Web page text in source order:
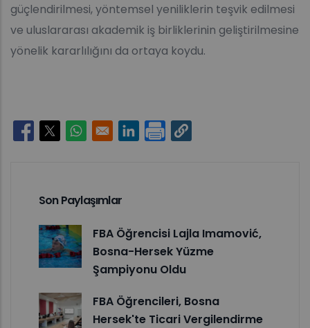
güçlendirilmesi, yöntemsel yeniliklerin teşvik edilmesi
ve uluslararası akademik iş birliklerinin geliştirilmesine
yönelik kararlılığını da ortaya koydu.
Opens in a new window
Opens in a new window
Opens in a new window
Opens in a new window
Son Paylaşımlar
FBA Öğrencisi Lajla Imamović,
Bosna-Hersek Yüzme
Şampiyonu Oldu
FBA Öğrencileri, Bosna
Hersek'te Ticari Vergilendirme